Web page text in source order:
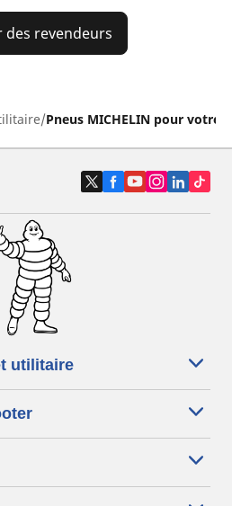
des revendeurs
Pneus MICHELIN pour votre
utilitaire